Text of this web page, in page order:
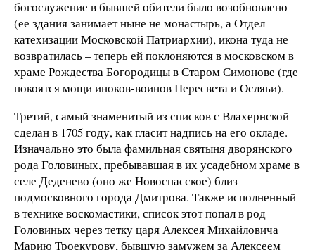
богослужение в бывшей обители было возобновлено
(ее здания занимает ныне не монастырь, а Отдел
катехизации Московской Патриархии), икона туда не
возвратилась – теперь ей поклоняются в московском в
храме Рождества Богородицы в Старом Симонове (где
покоятся мощи иноков-воинов Пересвета и Осляьи).
Третий, самый знаменитый из списков с Влахернской
сделан в 1705 году, как гласит надпись на его окладе.
Изначально это была фамильная святыня дворянского
рода Головиных, пребывавшая в их усадебном храме в
селе Деденево (оно же Новоспасское) близ
подмосковного города Дмитрова. Также исполненный
в технике воскомастики, список этот попал в род
Головиных через тетку царя Алексея Михайловича
Марию Троекурову, бывшую замужем за Алексеем